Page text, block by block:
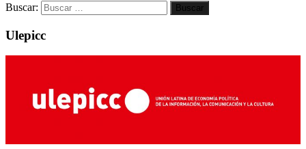
Buscar:
Ulepicc